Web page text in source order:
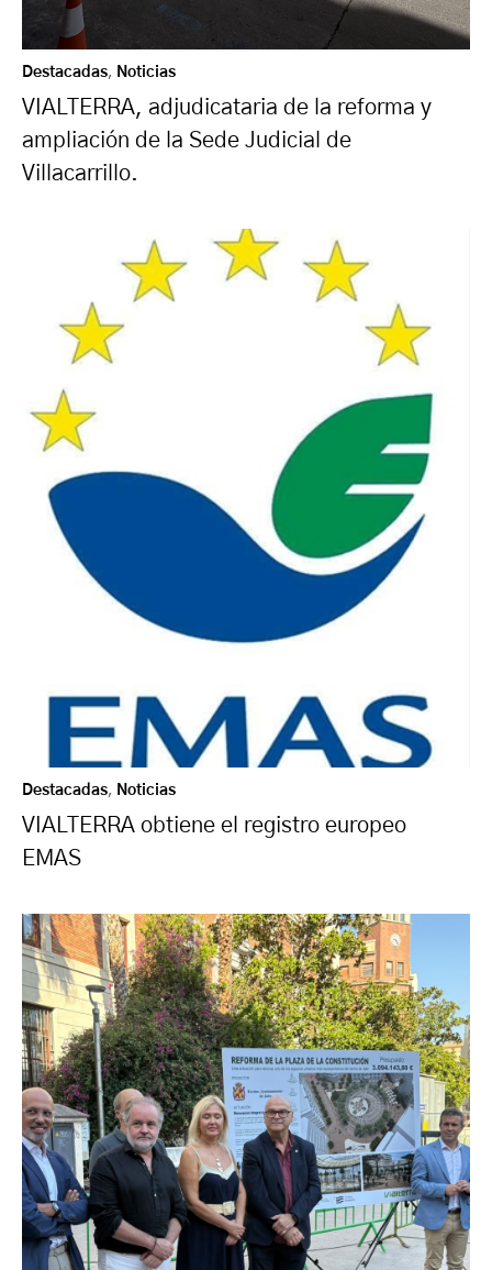
Destacadas, Noticias
VIALTERRA, adjudicataria de la reforma y
ampliación de la Sede Judicial de
Villacarrillo.
Destacadas, Noticias
VIALTERRA obtiene el registro europeo
EMAS